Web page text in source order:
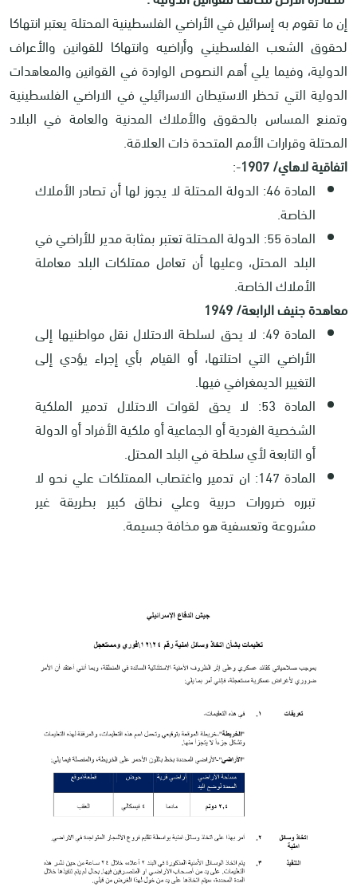
إن ما تقوم به إسرائيل في الأراضي الفلسطينية المحتلة يعتبر انتهاكا
لحقوق الشعب الفلسطيني وأراضيه وانتهاكا للقوانين والأعراف
الدولية، وفيما يلي أهم النصوص الواردة في القوانين والمعاهدات
الدولية التي تحظر الاستيطان الاسرائيلي في الاراضي الفلسطينية
وتمنع المساس بالحقوق والأملاك المدنية والعامة في البلاد
المحتلة وقرارات الأمم المتحدة ذات العلاقة.
اتفاقية لاهاي/ 1907
:-
المادة 46: الدولة المحتلة لا يجوز لها أن تصادر الأملاك
الخاصة.
المادة 55: الدولة المحتلة تعتبر بمثابة مدير للأراضي في
البلد المحتل، وعليها أن تعامل ممتلكات البلد معاملة
الأملاك الخاصة.
معاهدة جنيف الرابعة/ 1949
المادة 49: لا يحق لسلطة الاحتلال نقل مواطنيها إلى
الأراضي التي احتلتها، أو القيام بأي إجراء يؤدي إلى
التغيير الديمغرافي فيها.
المادة 53: لا يحق لقوات الاحتلال تدمير الملكية
الشخصية الفردية أو الجماعية أو ملكية الأفراد أو الدولة
أو التابعة لأي سلطة في البلد المحتل.
المادة 147: ان تدمير واغتصاب الممتلكات علي نحو لا
تبرره ضرورات حربية وعلي نطاق كبير بطريقة غير
مشروعة وتعسفية هو مخافة جسيمة.